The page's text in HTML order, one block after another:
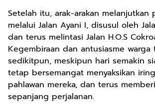
Setelah itu, arak-arakan melanjutkan
melalui Jalan Ayani I, disusul oleh
dan terus melintasi Jalan H.O.S
Kegembiraan dan antusiasme
sedikitpun, meskipun hari semakin
tetap bersemangat menyaksikan
pahlawan mereka, dan terus
sepanjang perjalanan.